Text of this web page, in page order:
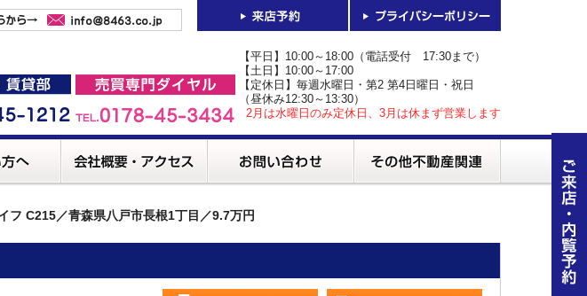
【平日】10:00～18:00（電話受付 17:30まで）
【土日】10:00～17:00
【定休日】毎週水曜日・第2 第4日曜日・祝日
（昼休み12:30～13:30）
2月は水曜日のみ定休日、3月は休まず営業します
C215／青森県八戸市長根1丁目／9.7万円